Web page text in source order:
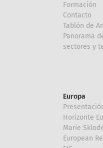
Formación
Contacto
Tablón de
Panorama
sectores y
Europa
Horizonte
Marie
European